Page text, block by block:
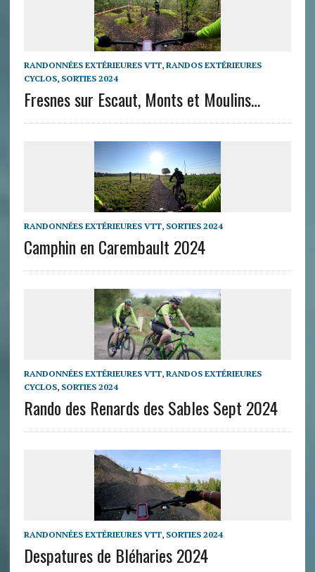
RANDONNÉES EXTÉRIEURES VTT, RANDOS EXTÉRIEURES
CYCLOS, SORTIES 2024
Fresnes sur Escaut, Monts et Moulins…
RANDONNÉES EXTÉRIEURES VTT, SORTIES 2024
Camphin en Carembault 2024
RANDONNÉES EXTÉRIEURES VTT, RANDOS EXTÉRIEURES
CYCLOS, SORTIES 2024
Rando des Renards des Sables Sept 2024
RANDONNÉES EXTÉRIEURES VTT, SORTIES 2024
Despatures de Bléharies 2024